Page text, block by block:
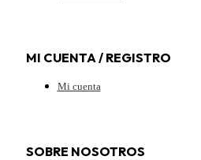
MI CUENTA / REGISTRO
Mi cuenta
SOBRE NOSOTROS